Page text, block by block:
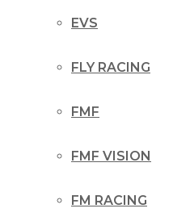
EVS
FLY RACING
FMF
FMF VISION
FM RACING